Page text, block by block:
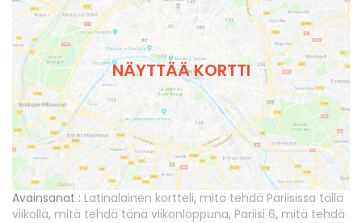
NÄYTTÄÄ KORTTI
Avainsanat : Latinalainen kortteli, mitä tehdä Pariisissa tällä
viikolla, mitä tehdä tänä viikonloppuna, Pariisi 6, mitä tehdä